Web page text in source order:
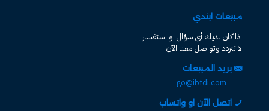
مبيعات ابتدي
اذا كان لديك أى سؤال او استفسار
لا تتردد وتواصل معنا الآن
بريد المبيعات
go@ibtdi.com
اتصل الآن او واتساب